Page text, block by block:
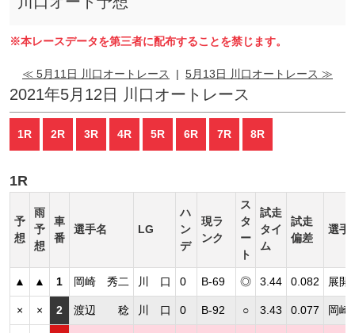
※本レースデータを第三者に配布することを禁じます。
≪ 5月11日 川口オートレース | 5月13日 川口オートレース ≫
2021年5月12日 川口オートレース
1R 2R 3R 4R 5R 6R 7R 8R
1R
予
想
雨
予
想
車
番
選手名 LG
ハ
ン
デ
現ラ
ンク
ス
タ
ー
ト
試走
タイ
ム
試走
偏差
選手
▲ ▲ 1 岡崎 秀二 川 口 0 B-69 ◎ 3.44 0.082 展開
× × 2 渡辺 稔 川 口 0 B-92 ○ 3.43 0.077 岡崎